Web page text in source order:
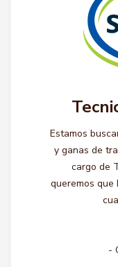
Estamos
y ganas de
cargo de
queremos
-